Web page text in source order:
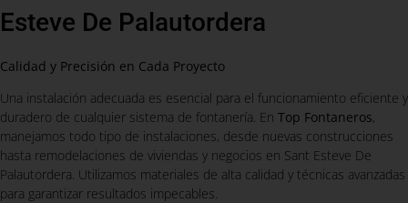
Esteve De Palautordera
Calidad y Precisión en Cada Proyecto
Una instalación adecuada es esencial para el funcionamiento eficiente y
duradero de cualquier sistema de fontanería. En Top Fontaneros,
manejamos todo tipo de instalaciones, desde nuevas construcciones
hasta remodelaciones de viviendas y negocios en Sant Esteve De
Palautordera. Utilizamos materiales de alta calidad y técnicas avanzadas
para garantizar resultados impecables.